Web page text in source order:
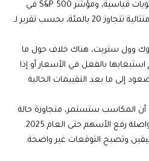
تتداول الأسهم بالقرب من مستويات قياسية، ومؤشر S&P 500 في
طريقه لتحقيق مكاسب سنوية متتالية تتجاوز 20 بالمئة، بحسب تقرير لـ
وول ستريت، هناك خلاف حول ما
استيعابها بالفعل في الأسعار أو إذا
إلى ما بعد التقييمات الحالية
المكاسب ستستمر، متجاوزة حالة
عدم اليقين بشأن الانتخابات ومواصلة رفع الأسهم حتى العام 2025.
وتصبح التوقعات غير واضحة.